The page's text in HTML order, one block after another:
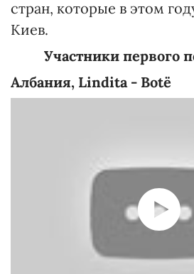
стран, которые в этом
Киев.
Участники первого
Албания, Lindita - Botë